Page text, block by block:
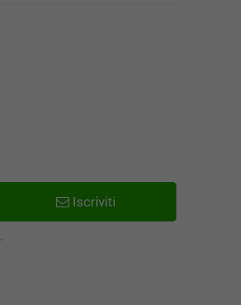
Iscriviti